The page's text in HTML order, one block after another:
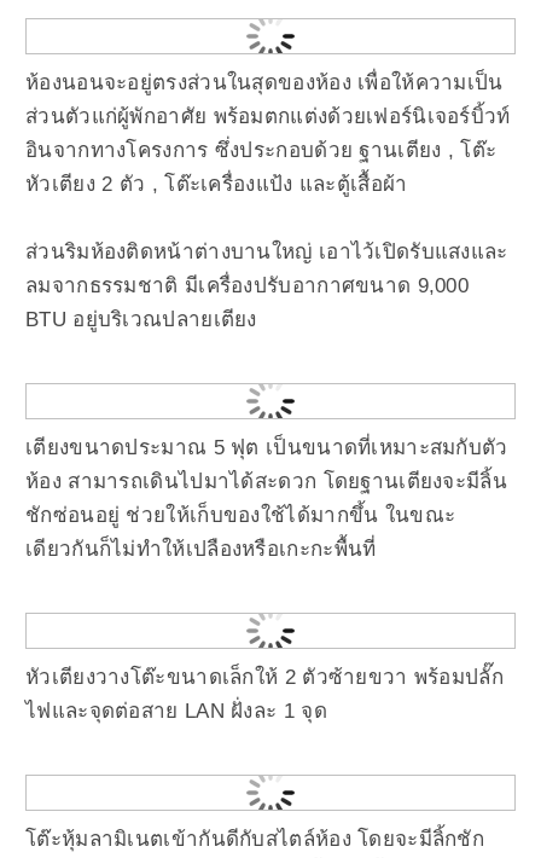
ห้องนอนจะอยู่ตรงส่วนในสุดของห้อง เพื่อให้ความเป็น
ส่วนตัวแก่ผู้พักอาศัย พร้อมตกแต่งด้วยเฟอร์นิเจอร์บิ้วท์
อินจากทางโครงการ ซึ่งประกอบด้วย ฐานเตียง , โต๊ะ
หัวเตียง 2 ตัว , โต๊ะเครื่องแป้ง และตู้เสื้อผ้า
ส่วนริมห้องติดหน้าต่างบานใหญ่ เอาไว้เปิดรับแสงและ
ลมจากธรรมชาติ มีเครื่องปรับอากาศขนาด 9,000
BTU อยู่บริเวณปลายเตียง
เตียงขนาดประมาณ 5 ฟุต เป็นขนาดที่เหมาะสมกับตัว
ห้อง สามารถเดินไปมาได้สะดวก โดยฐานเตียงจะมีลิ้น
ชักซ่อนอยู่ ช่วยให้เก็บของใช้ได้มากขึ้น ในขณะ
เดียวกันก็ไม่ทำให้เปลืองหรือเกะกะพื้นที่
หัวเตียงวางโต๊ะขนาดเล็กให้ 2 ตัวซ้ายขวา พร้อมปลั๊ก
ไฟและจุดต่อสาย LAN ฝั่งละ 1 จุด
โต๊ะหุ้มลามิเนตเข้ากันดีกับสไตล์ห้อง โดยจะมีลิ้กชัก